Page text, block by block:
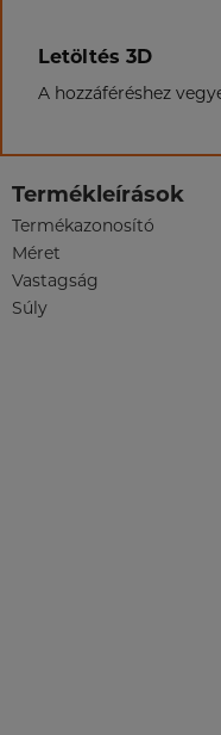
Letöltés 3D
A hozzáféréshez
Termékleírások
Termékazonosító
Méret
Vastagság
Súly